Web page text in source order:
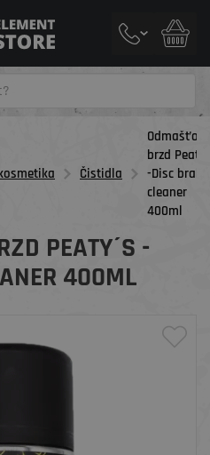
Čistidla
brzd
-Disc brake
cleaner
400ml
PEATY´S -
400ML